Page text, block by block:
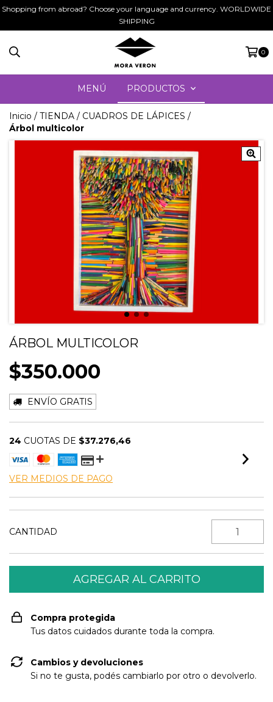
Shopping from abroad? Choose your language and currency. WORLDWIDE
SHIPPING
0
MENÚ PRODUCTOS
Inicio / TIENDA / CUADROS DE LÁPICES /
Árbol multicolor
ÁRBOL MULTICOLOR
$350.000
ENVÍO GRATIS
24 CUOTAS DE $37.276,46
VER MEDIOS DE PAGO
CANTIDAD
Compra protegida
Tus datos cuidados durante toda la compra.
Cambios y devoluciones
Si no te gusta, podés cambiarlo por otro o devolverlo.